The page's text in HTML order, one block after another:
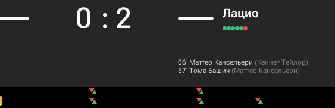
0 : 2 Лацио
06‎’‎ Маттео Кансельери (Кеннет Тейлор)
57‎’‎ Тома Башич (Маттео Кансельери)